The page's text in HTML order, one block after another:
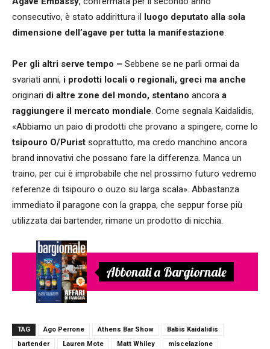
consecutivo, è stato addirittura il luogo deputato alla sola
dimensione dell’agave per tutta la manifestazione.
Per gli altri serve tempo – Sebbene se ne parli ormai da
svariati anni, i prodotti locali o regionali, greci ma anche
originari di altre zone del mondo, stentano ancora a
raggiungere il mercato mondiale. Come segnala Kaidalidis,
«Abbiamo un paio di prodotti che provano a spingere, come lo
tsipouro O/Purist soprattutto, ma credo manchino ancora
brand innovativi che possano fare la differenza. Manca un
traino, per cui è improbabile che nel prossimo futuro vedremo
referenze di tsipouro o ouzo su larga scala». Abbastanza
immediato il paragone con la grappa, che seppur forse più
utilizzata dai bartender, rimane un prodotto di nicchia.
Abbonati a Bargiornale
TAG Ago Perrone Athens Bar Show
Babis Kaidalidis
bartender
Lauren Mote Matt Whiley
miscelazione